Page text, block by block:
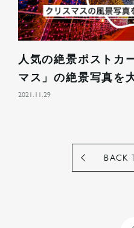
人気の絶景ポストカ
マス」の絶景写真を
2021.11.29
BACK